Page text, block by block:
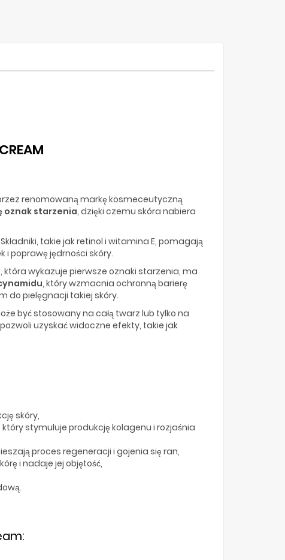
renomowaną markę kosmeceutyczną
oznak starzenia, dzięki czemu skóra nabiera
Składniki, takie jak retinol i witamina E, pomagają
i poprawę jędrności skóry.
, która wykazuje pierwsze oznaki starzenia, ma
, który wzmacnia ochronną barierę
do pielęgnacji takiej skóry.
być stosowany na całą twarz lub tylko na
uzyskać widoczne efekty, takie jak
skóry,
stymuluje produkcję kolagenu i rozjaśnia
proces regeneracji i gojenia się ran,
i nadaje jej objętość,